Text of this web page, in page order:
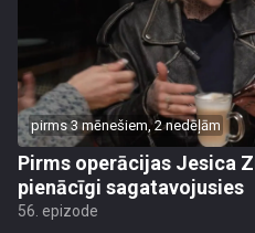
pirms 3 mēnešiem, 2 nedēļām
Pirms operācijas Jesica
pienācīgi sagatavojusies
56. epizode